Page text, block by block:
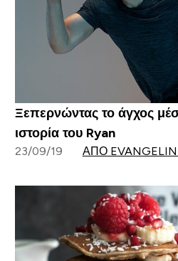
Ξεπερνώντας το άγχος
ιστορία του Ryan
23/09/19 ΑΠΌ